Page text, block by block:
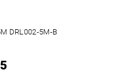
DRL002-5M-B